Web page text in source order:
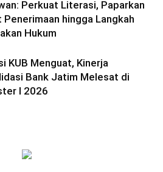
Perkuat Literasi, Paparkan
Penerimaan hingga Langkah
Hukum
KUB Menguat, Kinerja
Bank Jatim Melesat di
I 2026